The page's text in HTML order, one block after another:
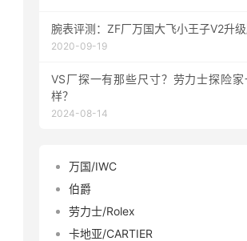
腕表评测：ZF厂万国大飞小王子V2升
2020-09-19
VS厂探一有那些尺寸？劳力士探险家
样？
2024-08-14
万国/IWC
伯爵
劳力士/Rolex
卡地亚/CARTIER